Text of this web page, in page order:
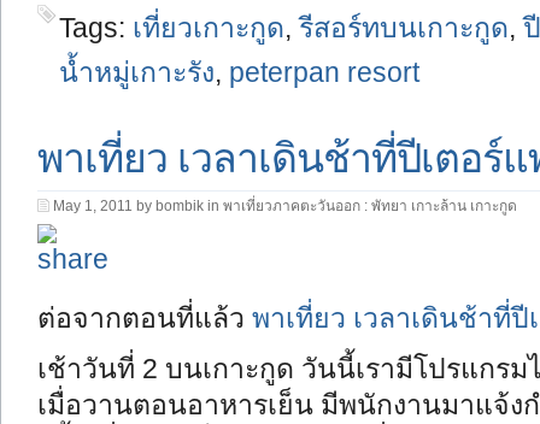
Tags: เที่ยวเกาะกูด,รีสอร์ทบนเกาะกูด,
น้ำหมู่เกาะรัง, peterpan resort
พาเที่ยว เวลาเดินช้าที่ปีเตอร์
May 1, 2011 by bombik in พาเที่ยวภาคตะวันออก : พัทยา เกาะล้าน เกาะกูด
ต่อจากตอนที่แล้ว พาเที่ยว เวลาเดินช้าที่
เช้าวันที่ 2 บนเกาะกูด วันนี้เรามีโปรแกร
เมื่อวานตอนอาหารเย็น มีพนักงานมาแจ้ง